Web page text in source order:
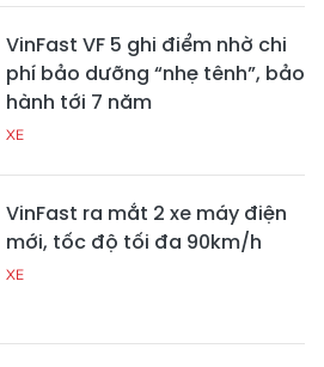
VinFast VF 5 ghi điểm nhờ chi
phí bảo dưỡng “nhẹ tênh”, bảo
hành tới 7 năm
XE
VinFast ra mắt 2 xe máy điện
mới, tốc độ tối đa 90km/h
XE